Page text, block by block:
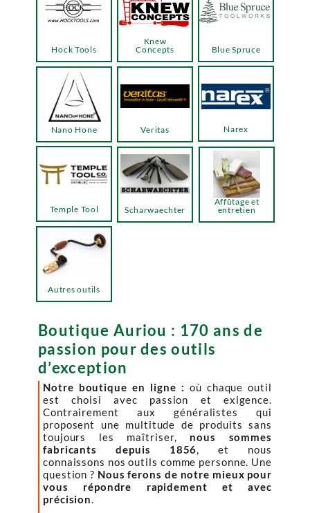
Boutique Auriou : 170 ans de
passion pour des outils
d’exception
Notre boutique en ligne : où chaque outil
est choisi avec passion et exigence.
Contrairement aux généralistes qui
proposent une multitude de produits sans
toujours les maîtriser, nous sommes
fabricants depuis 1856, et nous
connaissons nos outils comme personne. Une
question ? Nous ferons de notre mieux pour
vous répondre rapidement et avec
précision.
Hock Tools
Knew
Concepts
Temple Tool
Blue Spruce
Narex
Veritas
Nano Hone
Autres outils
Scharwaechter
Affûtage et
entretien